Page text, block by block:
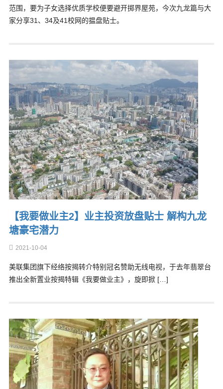
范围，要为子女选择优质学校便要避开掷界屋苑，今次九龙篇与大
家分享31、34及41校网的揾盘贴士。
【我要做业主2】业主投资放盘贴士 解构九龙
塘豪宅潜力
2021-10-04
美联集团旗下经络按揭转介特别冠名赞助无线电视，于去年翡翠台
推出全新置业按揭特辑《我要做业主》，旋即掀 […]